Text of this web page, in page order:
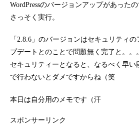
WordPressのバージョンアップがあったの
さっそく実行。
「2.8.6」のバージョンはセキュリティの
プデートとのことで問題無く完了と。。。
セキュリティーとなると、なるべく早い
で行わないとダメですからね（笑
本日は自分用のメモです（汗
スポンサーリンク